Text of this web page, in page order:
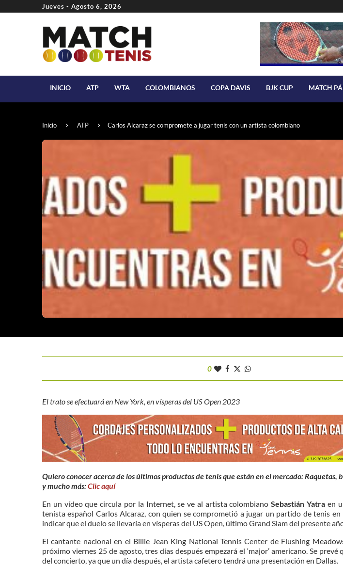
Jueves - Agosto 6, 2026
INICIO ATP WTA COLOMBIANOS COPA DAVIS BJK CUP MATCH
Inicio ATP Carlos Alcaraz se compromete a jugar tenis con un artista colombiano
0
El trato se efectuará en New York, en vísperas del US Open 2023
Quiero conocer acerca de los últimos productos de tenis que están en el mercado: Raquetas,
y mucho más:Clic aquí
En un vídeo que circula por la Internet, se ve al artista colombianoSebastián Yatra en
tenista español Carlos Alcaraz, con quien se comprometió a jugar un partido de tenis
indicar que el duelo se llevaría en vísperas del US Open, último Grand Slam del presente
El cantante nacional en el Billie Jean King National Tennis Center de Flushing
próximo viernes 25 de agosto, tres días después empezará el ‘major’ americano. Se
del concierto, ya que un día después, el artista cafetero tendrá una presentación en Dallas.